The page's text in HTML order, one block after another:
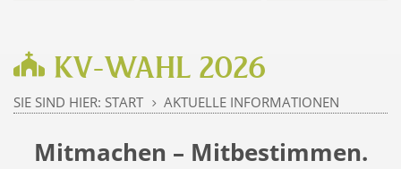
KV-WAHL 2026
SIE SIND HIER: START 5 AKTUELLE INFORMATIONEN
Mitmachen – Mitbestimmen.